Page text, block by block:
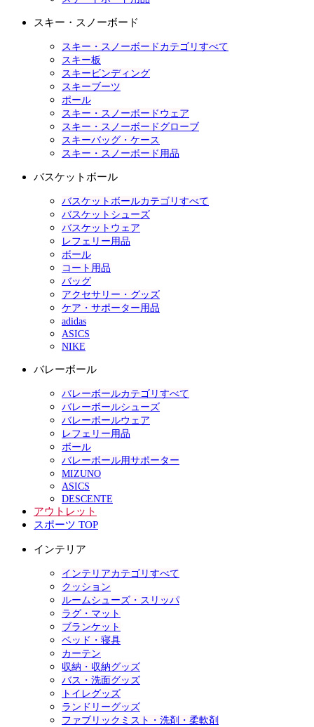
スキー・スノーボード
スキー・スノーボードカテゴリすべて
スキー板
スキービンディング
スキーブーツ
ポール
スキー・スノーボードウェア
スキー・スノーボードグローブ
スキーバッグ・ケース
スキー・スノーボード用品
バスケットボール
バスケットボールカテゴリすべて
バスケットシューズ
バスケットウェア
レフェリー用品
ボール
コート用品
バッグ
アクセサリー・グッズ
ケア・サポーター用品
adidas
ASICS
NIKE
バレーボール
バレーボールカテゴリすべて
バレーボールシューズ
バレーボールウェア
レフェリー用品
ボール
バレーボール用サポーター
MIZUNO
ASICS
DESCENTE
アウトレット
スポーツ TOP
インテリア
インテリアカテゴリすべて
クッション
ルームシューズ・スリッパ
ラグ・マット
ブランケット
ベッド・寝具
カーテン
収納・収納グッズ
バス・洗面グッズ
トイレグッズ
ランドリーグッズ
ファブリックミスト・洗剤・柔軟剤